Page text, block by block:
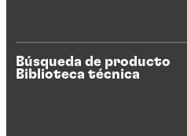
Búsqueda de producto
Biblioteca técnica